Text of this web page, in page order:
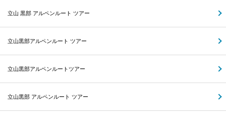
立山 黒部 アルペンルート ツアー
立山黒部アルペンルート ツアー
立山黒部アルペンルートツアー
立山黒部 アルペンルート ツアー